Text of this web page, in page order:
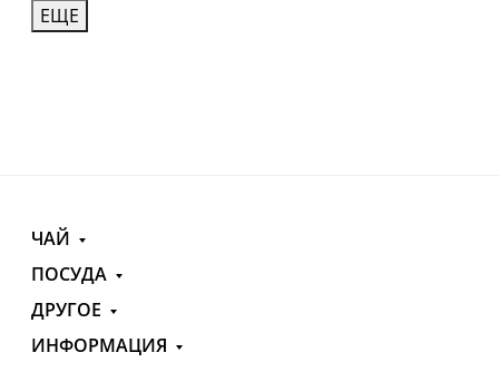
ЕЩЕ
ЧАЙ
ПОСУДА
ДРУГОЕ
ИНФОРМАЦИЯ